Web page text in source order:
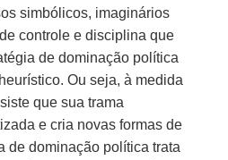
simbólicos, imaginários
controle e disciplina que
de dominação política
Ou seja, à medida
que sua trama
e cria novas formas de
de dominação política trata